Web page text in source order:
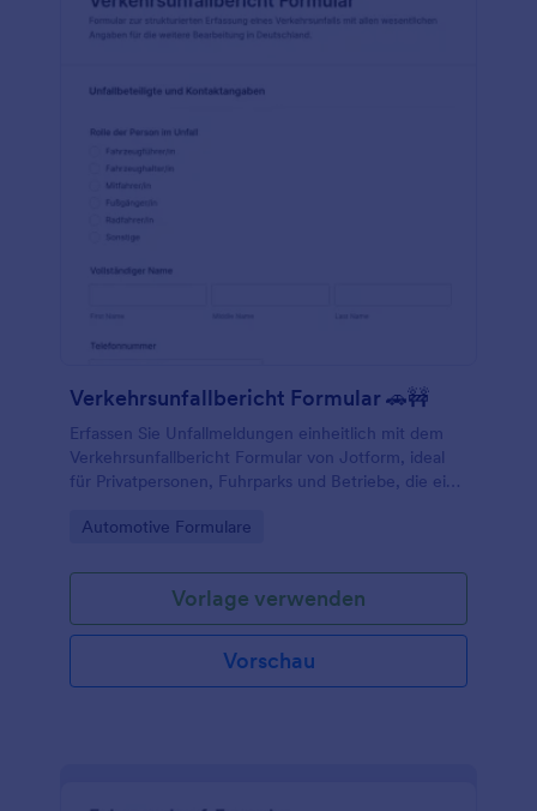
Verkehrsunfallbericht Formular 🚗🚧
Erfassen Sie Unfallmeldungen einheitlich mit dem
Verkehrsunfallbericht Formular von Jotform, ideal
für Privatpersonen, Fuhrparks und Betriebe, die eine
Formularantworten benötigen.
Go to Category:
Automotive Formulare
Vorlage verwenden
Vorschau